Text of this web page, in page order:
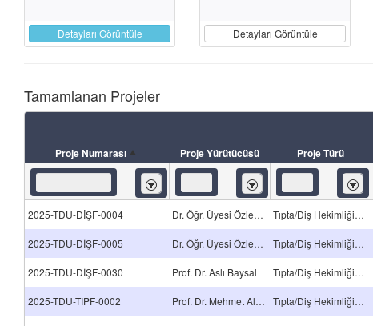
Detayları Görüntüle Detayları Görüntüle
Tamamlanan Projeler
Proje Numarası Proje Yürütücüsü Proje Türü
İçeren İçeren İçeren
2025-TDU-DİŞF-0004 Dr. Öğr. Üyesi Özlem Çölgeçen Tıpta/Diş Hekimliğinde Uzmanlık Tez Projesi
2025-TDU-DİŞF-0005 Dr. Öğr. Üyesi Özlem Çölgeçen Tıpta/Diş Hekimliğinde Uzmanlık Tez Projesi
2025-TDU-DİŞF-0030 Prof. Dr. Aslı Baysal Tıpta/Diş Hekimliğinde Uzmanlık Tez Projesi
2025-TDU-TIPF-0002 Prof. Dr. Mehmet Ali Malas Tıpta/Diş Hekimliğinde Uzmanlık Tez Projesi